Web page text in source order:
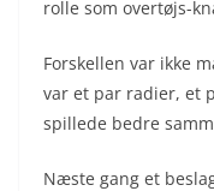
rolle som overtøjs-
Forskellen var ikke
var et par radier, et
spillede bedre
Næste gang et